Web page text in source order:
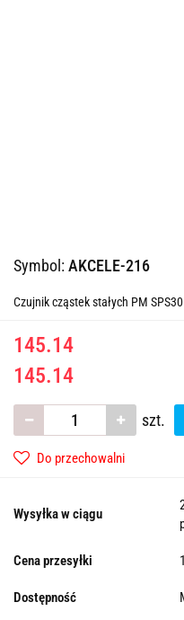
Symbol: AKCELE-216
Czujnik cząstek stałych PM
145.14
145.14
szt.
Do przechowalni
Wysyłka w ciągu
Cena przesyłki
Dostępność